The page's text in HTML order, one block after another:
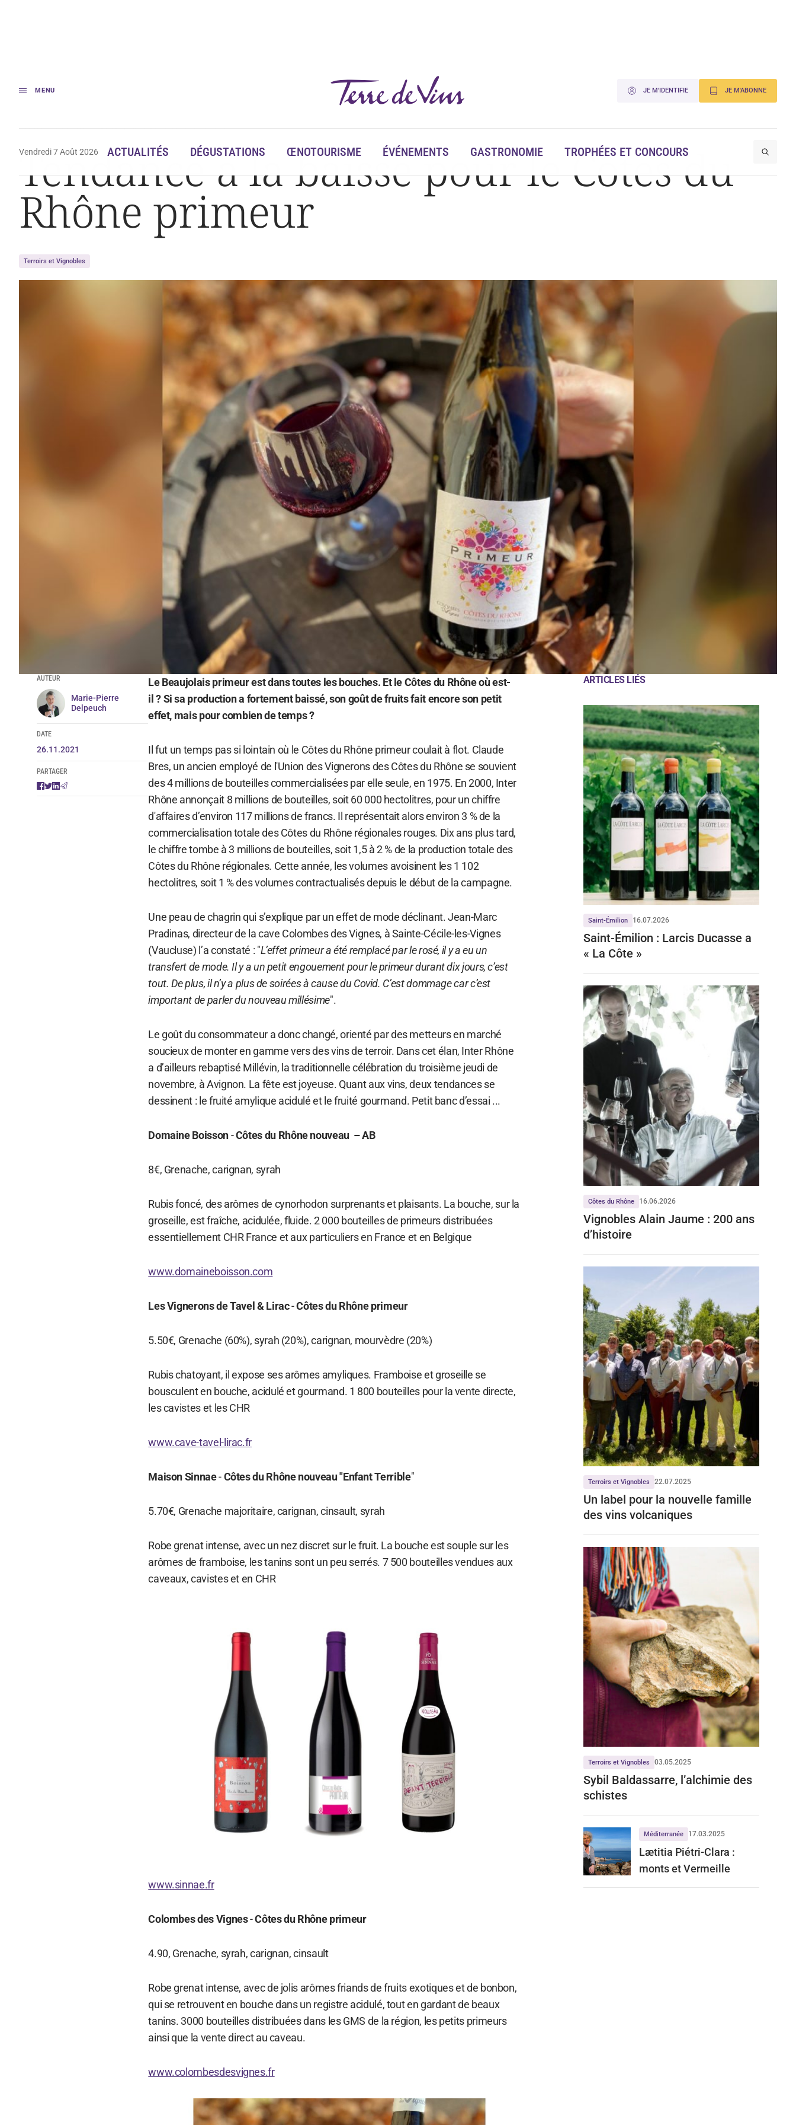
MENU JE M'IDENTIFIE JE M'ABONNE
Vendredi 7 Août 2026 ACTUALITÉS DÉGUSTATIONS ŒNOTOURISME ÉVÉNEMENTS GASTRONOMIE TROPHÉES ET CONCOURS
Accueil Tendance à la baisse pour le Côtes du Rhône primeur
Tendance à la baisse pour le Côtes du
Rhône primeur
Terroirs et Vignobles
AUTEUR
Marie-Pierre
Delpeuch
DATE
26.11.2021
PARTAGER
Le Beaujolais primeur est dans toutes les bouches. Et le Côtes du Rhône où est-
il ?Si sa production a fortement baissé, son goût de fruits fait encore son petit
effet, mais pour combien de temps ?
Il fut un temps pas si lointain où le Côtes du Rhône primeur coulait à flot. Claude
Bres, un ancien employé de l'Union des Vignerons des Côtes du Rhône se souvient
des 4 millions de bouteilles commercialisées par elle seule, en 1975. En 2000, Inter
Rhône annonçait 8 millions de bouteilles, soit 60 000 hectolitres, pour un chiffre
d'affaires d’environ 117 millions de francs. Il représentait alors environ 3 % de la
commercialisation totale des Côtes du Rhône régionales rouges. Dix ans plus tard,
le chiffre tombe à 3 millions de bouteilles, soit 1,5 à 2 % de la production totale des
Côtes du Rhône régionales. Cette année, les volumes avoisinent les 1 102
hectolitres, soit 1 % des volumes contractualisés depuis le début de la campagne.
Une peau de chagrin qui s’explique par un effet de mode déclinant. Jean-Marc
Pradinas, directeur de la cave Colombes des Vignes, à Sainte-Cécile-les-Vignes
(Vaucluse) l’a constaté : "L’effet primeur a été remplacé par le rosé, il y a eu un
transfert de mode. Il y a un petit engouement pour le primeur durant dix jours, c’est
tout. De plus, il n’y a plus de soirées à cause du Covid. C’est dommage car c’est
important de parler du nouveau millésime".
Le goût du consommateur a donc changé, orienté par des metteurs en marché
soucieux de monter en gamme vers des vins de terroir. Dans cet élan, Inter Rhône
a d’ailleurs rebaptisé Millévin, la traditionnelle célébration du troisième jeudi de
novembre, à Avignon. La fête est joyeuse. Quant aux vins, deux tendances se
dessinent : le fruité amylique acidulé et le fruité gourmand. Petit banc d’essai ...
Domaine Boisson-Côtes du Rhône nouveau – AB
8€, Grenache, carignan, syrah
Rubis foncé, des arômes de cynorhodon surprenants et plaisants. La bouche, sur la
groseille, est fraîche, acidulée, fluide. 2 000 bouteilles de primeurs distribuées
essentiellement CHR France et aux particuliers en France et en Belgique
www.domaineboisson.com
Les Vignerons de Tavel & Lirac-Côtes du Rhône primeur
5.50€, Grenache (60%), syrah (20%), carignan, mourvèdre (20%)
Rubis chatoyant, il expose ses arômes amyliques. Framboise et groseille se
bousculent en bouche, acidulé et gourmand. 1 800 bouteilles pour la vente directe,
les cavistes et les CHR
www.cave-tavel-lirac.fr
Maison Sinnae-Côtes du Rhône nouveau "Enfant Terrible"
5.70€, Grenache majoritaire, carignan, cinsault, syrah
Robe grenat intense, avec un nez discret sur le fruit. La bouche est souple sur les
arômes de framboise, les tanins sont un peu serrés. 7 500 bouteilles vendues aux
caveaux, cavistes et en CHR
www.sinnae.fr
Colombes des Vignes-Côtes du Rhône primeur
4.90, Grenache, syrah, carignan, cinsault
Robe grenat intense, avec de jolis arômes friands de fruits exotiques et de bonbon,
qui se retrouvent en bouche dans un registre acidulé, tout en gardant de beaux
tanins. 3000 bouteilles distribuées dans les GMS de la région, les petits primeurs
ainsi que la vente direct au caveau.
www.colombesdesvignes.fr
ARTICLES LIÉS
Saint-Émilion 16.07.2026
Saint-Émilion : Larcis Ducasse a
« La Côte »
Côtes du Rhône 16.06.2026
Vignobles Alain Jaume : 200 ans
d’histoire
Terroirs et Vignobles 22.07.2025
Un label pour la nouvelle famille
des vins volcaniques
Terroirs et Vignobles 03.05.2025
Sybil Baldassarre, l’alchimie des
schistes
Méditerranée 17.03.2025
Lætitia Piétri-Clara :
monts et Vermeille